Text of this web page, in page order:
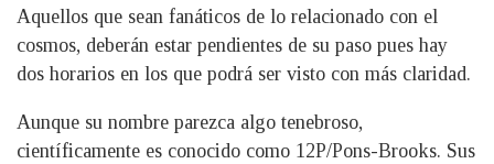
Aquellos que sean fanáticos de lo relacionado con el
cosmos, deberán estar pendientes de su paso pues hay
dos horarios en los que podrá ser visto con más claridad.
Aunque su nombre parezca algo tenebroso,
científicamente es conocido como 12P/Pons-Brooks. Sus